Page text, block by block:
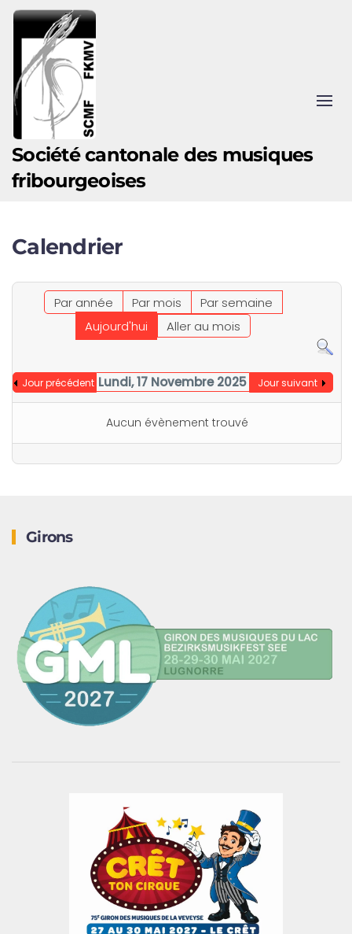
Accéder au contenu principal
Société cantonale des musiques
fribourgeoises
Calendrier
Par année Par mois
Par semaine
Aujourd'hui
Aller au mois
Jour précédent Lundi, 17 Novembre 2025 Jour suivant
Aucun évènement trouvé
Girons